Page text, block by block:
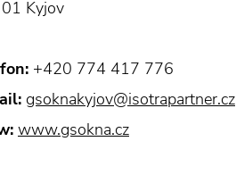
Kyjov
+420 774 417 776
gsoknakyjov@isotrapartner.cz
www.gsokna.cz